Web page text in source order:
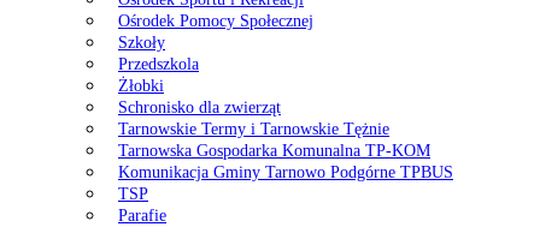
Ośrodek Pomocy Społecznej
Szkoły
Przedszkola
Żłobki
Schronisko dla zwierząt
Tarnowskie Termy i Tarnowskie Tężnie
Tarnowska Gospodarka Komunalna TP-KOM
Komunikacja Gminy Tarnowo Podgórne TPBUS
TSP
Parafie